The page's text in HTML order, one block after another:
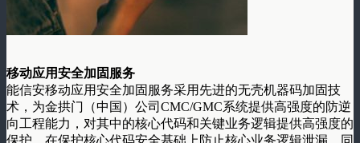
移动应用安全加固服务
能信安移动应用安全加固服务采用先进的无壳机器码加固技
术，为金拱门（中国）公司CMC/GMC系统提供高强度的防逆
向工程能力，对其中的核心代码和关键业务逻辑提供高强度的